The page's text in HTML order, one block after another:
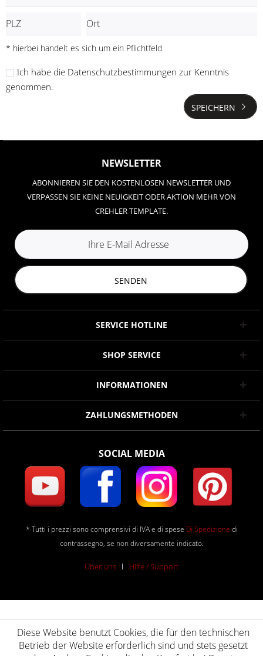
* hierbei handelt es sich um ein Pflichtfeld
Ich habe die Datenschutzbestimmungen zur Kenntnis
genommen.
SPEICHERN
NEWSLETTER
ABONNIEREN SIE DEN KOSTENLOSEN NEWSLETTER UND
VERPASSEN SIE KEINE NEUIGKEIT ODER AKTION MEHR VON
CREHLER TEMPLATE.
SENDEN
SERVICE HOTLINE
SHOP SERVICE
INFORMATIONEN
ZAHLUNGSMETHODEN
SOCIAL MEDIA
* Tutti i prezzi sono comprensivi di IVA e di spese Di Spedizione di
contrassegno, se non diversamente indicato.
Über uns Hilfe / Support
Diese Website benutzt Cookies, die für den technischen
Betrieb der Website erforderlich sind und stets gesetzt